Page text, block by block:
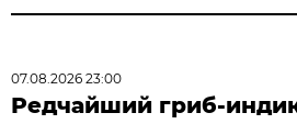
07.08.2026 23:00
Редчайший гриб-